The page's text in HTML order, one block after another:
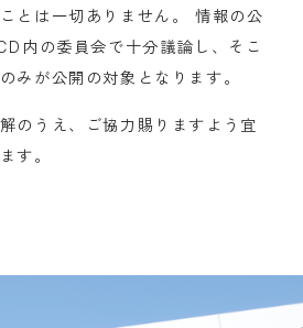
とは一切ありません。 情報の公
内の委員会で十分議論し、そこ
みが公開の対象となります。
のうえ、ご協力賜りますよう宜
す。